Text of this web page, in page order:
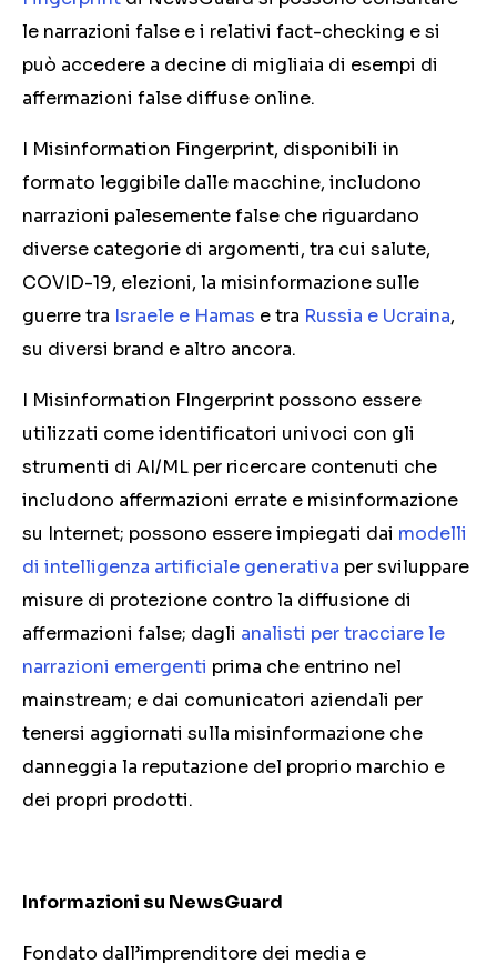
le narrazioni false e i relativi fact-checking e si
può accedere a decine di migliaia di esempi di
affermazioni false diffuse online.
I Misinformation Fingerprint, disponibili in
formato leggibile dalle macchine, includono
narrazioni palesemente false che riguardano
diverse categorie di argomenti, tra cui salute,
COVID-19, elezioni, la misinformazione sulle
guerre tra Israele e Hamas e tra Russia e Ucraina,
su diversi brand e altro ancora.
I Misinformation FIngerprint possono essere
utilizzati come identificatori univoci con gli
strumenti di AI/ML per ricercare contenuti che
includono affermazioni errate e misinformazione
su Internet; possono essere impiegati dai modelli
di intelligenza artificiale generativa per sviluppare
misure di protezione contro la diffusione di
affermazioni false; dagli analisti per tracciare le
narrazioni emergenti prima che entrino nel
mainstream; e dai comunicatori aziendali per
tenersi aggiornati sulla misinformazione che
danneggia la reputazione del proprio marchio e
dei propri prodotti.
Informazioni su NewsGuard
Fondato dall’imprenditore dei media e